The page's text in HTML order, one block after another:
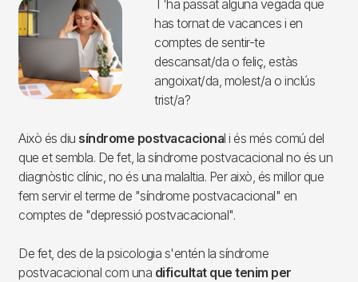
Imagen
T'ha passat alguna vegada que
has tornat de vacances i en
comptes de sentir-te
descansat/da o feliç, estàs
angoixat/da, molest/a o inclús
trist/a?
Això és diu síndrome postvacacional i és més comú del
que et sembla. De fet, la síndrome postvacacional no és un
diagnòstic clínic, no és una malaltia. Per això, és millor que
fem servir el terme de "síndrome postvacacional" en
comptes de "depressió postvacacional".
De fet, des de la psicologia s'entén la síndrome
postvacacional com una dificultat que tenim per